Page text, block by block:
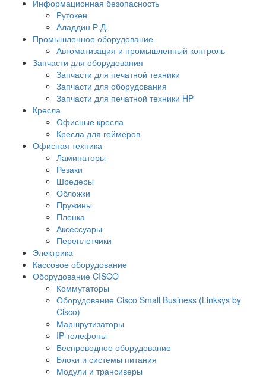
Информационная безопасность
Рутокен
Аладдин Р.Д.
Промышленное оборудование
Автоматизация и промышленный контроль
Запчасти для оборудования
Запчасти для печатной техники
Запчасти для оборудования
Запчасти для печатной техники HP
Кресла
Офисные кресла
Кресла для геймеров
Офисная техника
Ламинаторы
Резаки
Шредеры
Обложки
Пружины
Пленка
Аксессуары
Переплетчики
Электрика
Кассовое оборудование
Оборудование CISCO
Коммутаторы
Оборудование Cisco Small Business (Linksys by
Cisco)
Маршрутизаторы
IP-телефоны
Беспроводное оборудование
Блоки и системы питания
Модули и трансиверы